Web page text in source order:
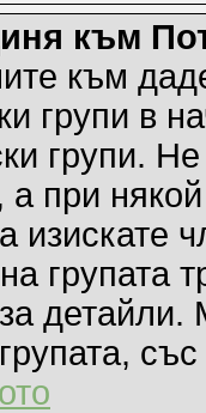
към
към
групи в
групи.
а при
изискате
групата